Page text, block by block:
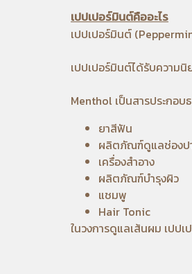
เปปเปอร์มินต์คืออะไร
เปปเปอร์มินต์
เปปเปอร์มินต์ได้รับความ
Menthol เป็นสารประกอ
ยาสีฟัน
ผลิตภัณฑ์ดูแลช่องป
เครื่องสำอาง
ผลิตภัณฑ์บำรุงผิว
แชมพู
Hair Tonic
ในวงการดูแลเส้นผม เปป